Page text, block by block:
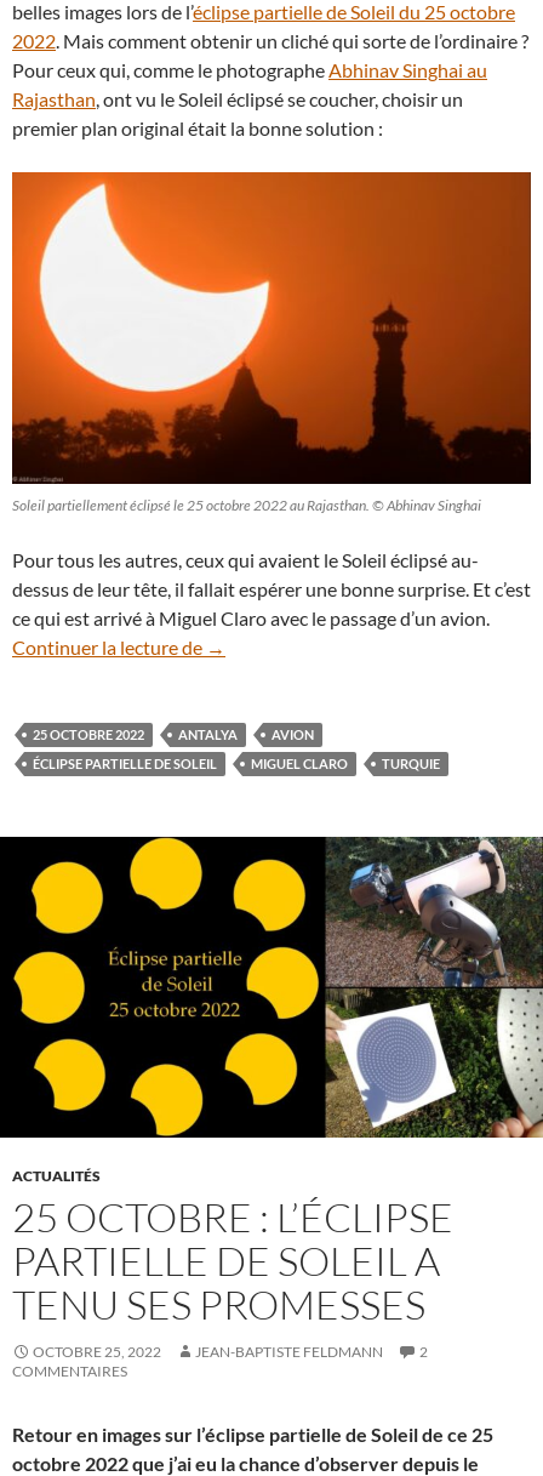
belles images lors de l’éclipse partielle de Soleil du 25 octobre
2022. Mais comment obtenir un cliché qui sorte de l’ordinaire ?
Pour ceux qui, comme le photographeAbhinav Singhai au
Rajasthan, ont vu le Soleil éclipsé se coucher, choisir un
premier plan original était la bonne solution :
Soleil partiellement éclipsé le 25 octobre 2022 au Rajasthan. © Abhinav Singhai
Pour tous les autres, ceux qui avaient le Soleil éclipsé au-
dessus de leur tête, il fallait espérer une bonne surprise. Et c’est
ce qui est arrivé à Miguel Claro avec le passage d’un avion.
Continuer la lecture de En vidéo : un avion s’invite pendant une
→
25 OCTOBRE 2022 ANTALYA
AVION
ÉCLIPSE PARTIELLE DE SOLEIL
MIGUEL CLARO TURQUIE
ACTUALITÉS
25 OCTOBRE : L’ÉCLIPSE
PARTIELLE DE SOLEIL A
TENU SES PROMESSES
OCTOBRE 25, 2022 JEAN-BAPTISTE FELDMANN
2
COMMENTAIRES
Retour en images sur l’éclipse partielle de Soleil de ce 25
octobre 2022 que j’ai eu la chance d’observer depuis le